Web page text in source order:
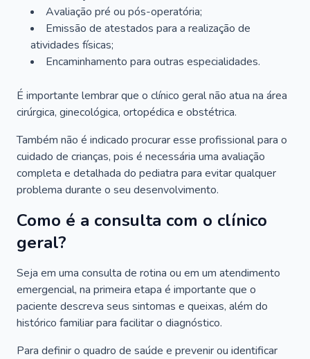
Avaliação pré ou pós-operatória;
Emissão de atestados para a realização de
atividades físicas;
Encaminhamento para outras especialidades.
É importante lembrar que o clínico geral não atua na área
cirúrgica, ginecológica, ortopédica e obstétrica.
Também não é indicado procurar esse profissional para o
cuidado de crianças, pois é necessária uma avaliação
completa e detalhada do pediatra para evitar qualquer
problema durante o seu desenvolvimento.
Como é a consulta com o clínico
geral?
Seja em uma consulta de rotina ou em um atendimento
emergencial, na primeira etapa é importante que o
paciente descreva seus sintomas e queixas, além do
histórico familiar para facilitar o diagnóstico.
Para definir o quadro de saúde e prevenir ou identificar